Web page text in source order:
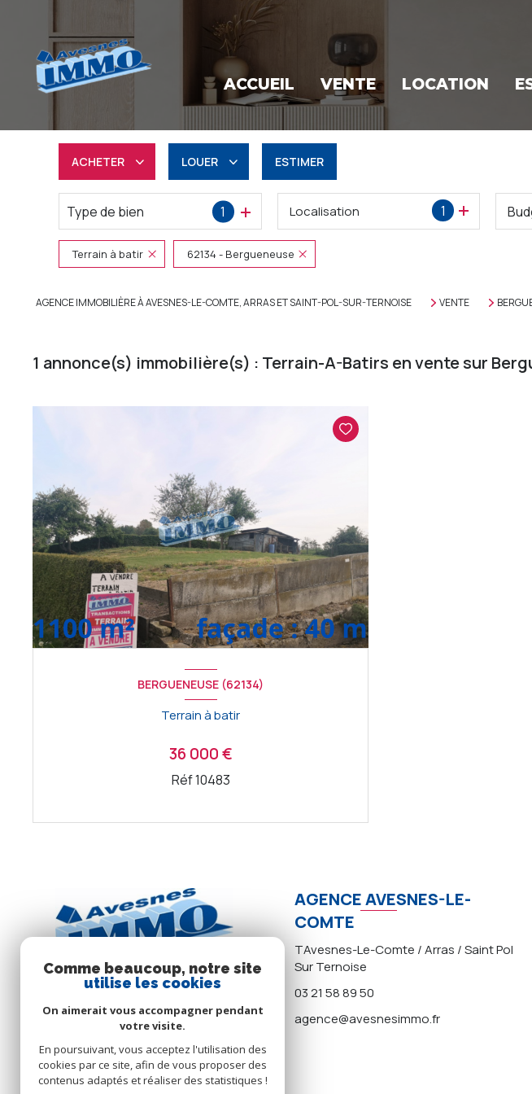
ACCUEIL VENTE LOCATION
ACHETER
Résidentiel
Professionnel
LOUER
à l'année
Professionnel
ESTIMER
Type de bien 1 1
Localisation
Terrain à batir 62134 - Bergueneuse
AGENCE IMMOBILIÈRE À AVESNES-LE-COMTE, ARRAS ET SAINT-POL-SUR-TERNOISE VENTE
1 annonce(s) immobilière(s) : Terrain-A-Batirs en vente sur
BERGUENEUSE (62134)
Terrain à batir
36 000 €
Réf 10483
AGENCE AVESNES-LE-
COMTE
TAvesnes-Le-Comte / Arras / Saint Pol
Sur Ternoise
03 21 58 89 50
agence@avesnesimmo.fr
Comme beaucoup, notre site
utilise les cookies
On aimerait vous accompagner pendant
votre visite.
En poursuivant, vous acceptez l'utilisation des
cookies par ce site, afin de vous proposer des
contenus adaptés et réaliser des statistiques !